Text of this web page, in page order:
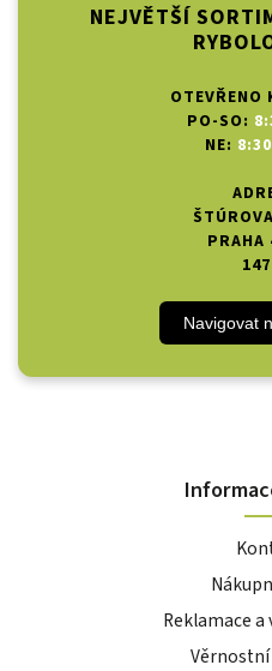
NEJVĚTŠÍ
OTEVŘENO
PO-SO:
NE: 8:30
PRAHA
Navigovat
Reklamace